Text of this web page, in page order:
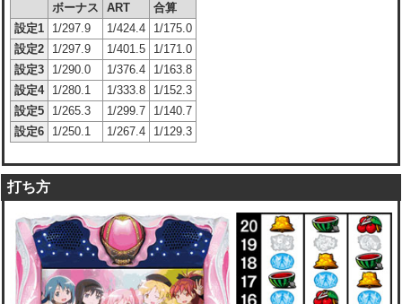
ボーナス ART
合算
設定1
1/297.9 1/424.4
1/175.0
設定2
1/297.9 1/401.5
1/171.0
設定3
1/290.0 1/376.4
1/163.8
設定4
1/280.1 1/333.8
1/152.3
設定5
1/265.3 1/299.7
1/140.7
設定6
1/250.1 1/267.4 1/129.3
打ち方